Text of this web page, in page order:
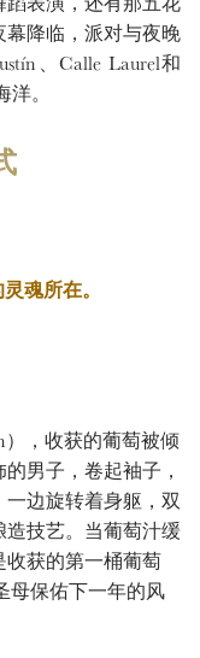
降临，派对与夜晚
、Calle Laurel和
。
魂所在。
，收获的葡萄被倾
男子，卷起袖子，
边旋转着身躯，双
技艺。当葡萄汁缓
获的第一桶葡萄
母保佑下一年的风